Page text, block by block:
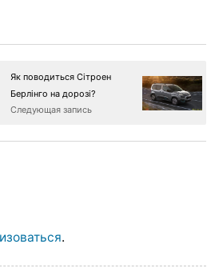
Як поводиться Сітроен
Берлінго на дорозі?
Следующая запись
.